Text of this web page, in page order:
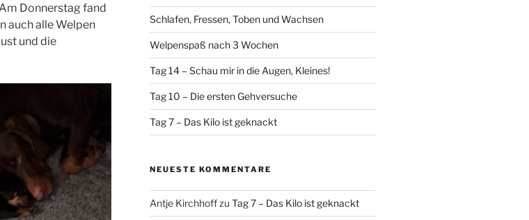
Donnerstag fand
auch alle Welpen
und die
Schlafen, Fressen, Toben und Wachsen
Welpenspaß nach 3 Wochen
Tag 14 – Schau mir in die Augen, Kleines!
Tag 10 – Die ersten Gehversuche
Tag 7 – Das Kilo ist geknackt
NEUESTE KOMMENTARE
Antje Kirchhoffzu Tag 7 – Das Kilo ist geknackt